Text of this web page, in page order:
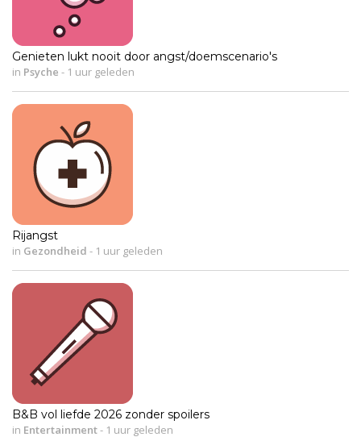
Genieten lukt nooit door angst/doemscenario's
in Psyche - 1 uur geleden
Rijangst
in Gezondheid - 1 uur geleden
B&B vol liefde 2026 zonder spoilers
in Entertainment- 1 uur geleden